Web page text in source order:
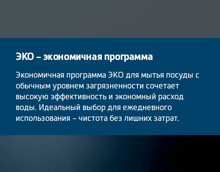
ЭКО – экономичная программа
Экономичная программа ЭКО для мытья посуды с
обычным уровнем загрязненности сочетает
высокую эффективность и экономный расход
воды. Идеальный выбор для ежедневного
использования – чистота без лишних затрат.